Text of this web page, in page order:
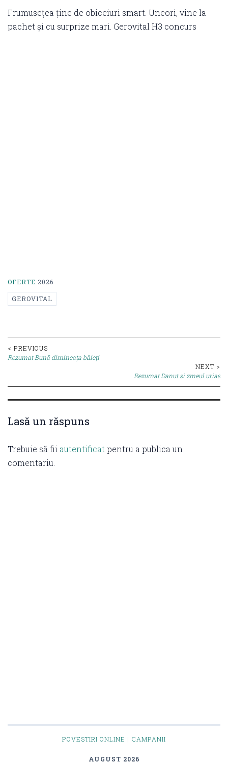
Frumusețea ține de obiceiuri smart. Uneori, vine la
pachet și cu surprize mari. Gerovital H3 concurs
OFERTE 2026
GEROVITAL
Post
< PREVIOUS
Rezumat Bună dimineața băieți
NEXT >
Rezumat Danut si zmeul urias
Lasă un răspuns
Trebuie să fii autentificat pentru a publica un
comentariu.
POVESTIRI ONLINE | CAMPANII
AUGUST 2026